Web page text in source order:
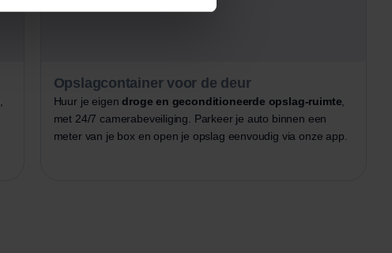
Opslagcontainer voor de deur
Huur je eigendroge en geconditioneerde opslag-ruimte
met 24/7 camerabeveiliging. Parkeer je auto binnen een
meter van je box en open je opslag eenvoudig via onze app.